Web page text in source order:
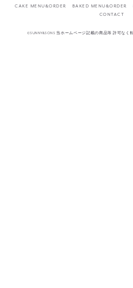
CAKE MENU&ORDER BAKED MENU&ORDER
CONTACT
©SUNNY&SONS 当ホームページ記載の商品等 許可なく